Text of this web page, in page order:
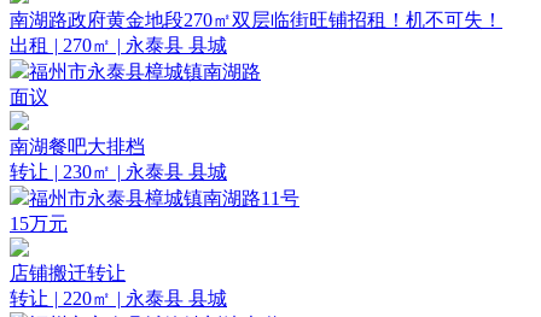
南湖路政府黄金地段270㎡双层临街旺铺招租！机不可失！
出租 | 270㎡ | 永泰县 县城
福州市永泰县樟城镇南湖路
面议
南湖餐吧大排档
转让 | 230㎡ | 永泰县 县城
福州市永泰县樟城镇南湖路11号
15万元
店铺搬迁转让
转让 | 220㎡ | 永泰县 县城